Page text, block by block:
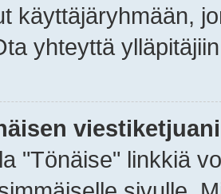
käyttäjäryhmään,
yhteyttä
"Tönäise" linkkiä